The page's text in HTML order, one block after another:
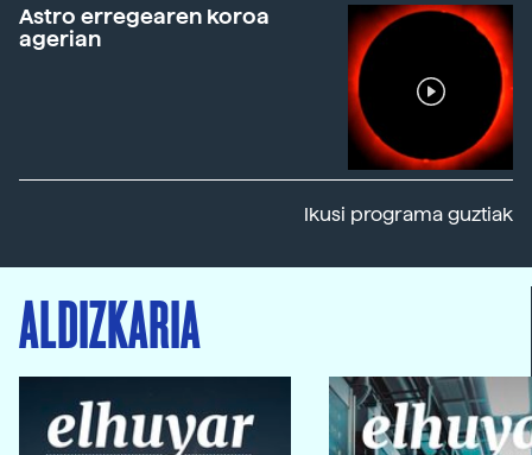
Astro erregearen koroa
agerian
Ikusi programa guztiak
ALDIZKARIA